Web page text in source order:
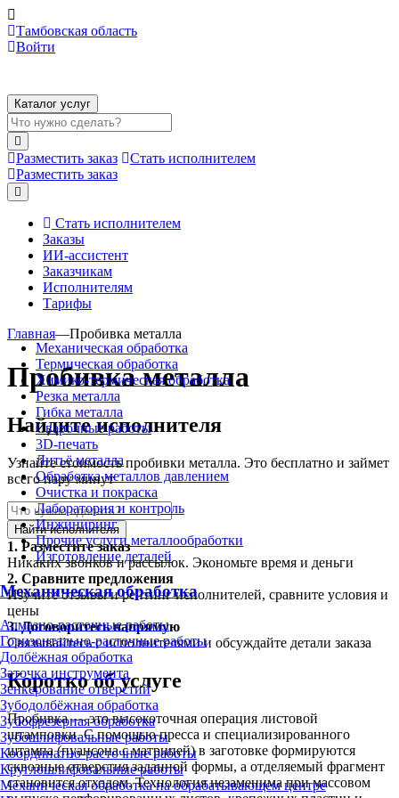
Тамбовская область
Войти
Каталог услуг
Разместить заказ
Стать исполнителем
Разместить заказ
Стать исполнителем
Заказы
ИИ-ассистент
Заказчикам
Исполнителям
Тарифы
Механическая обработка
Термическая обработка
Химико-термическая обработка
Резка металла
Гибка металла
Сварочные работы
3D-печать
Литьё металла
Обработка металлов давлением
Очистка и покраска
Лаборатория и контроль
Инжиниринг
Прочие услуги металлообработки
Изготовление деталей
Механическая обработка
Алмазно-расточные работы
Горизонтально-расточные работы
Долбёжная обработка
Заточка инструмента
Зенкерование отверстий
Зубодолбёжная обработка
Зубофрезерная обработка
Зубошлифовальные работы
Координатно-расточные работы
Круглошлифовальные работы
Механическая обработка на обрабатывающем центре
Главная—Пробивка металла
Пробивка металла
Найдите исполнителя
Узнайте стоимость пробивки металла. Это бесплатно и займет
всего пару минут
Найти исполнителя
1. Разместите заказ
Никаких звонков и рассылок. Экономьте время и деньги
2. Сравните предложения
Изучите отзывы и рейтинг исполнителей, сравните условия и
цены
3.Договоритесь напрямую
Связывайтесь с исполнителями и обсуждайте детали заказа
Коротко об услуге
Пробивка — это высокоточная операция листовой
штамповки. С помощью пресса и специализированного
штампа (пуансона с матрицей) в заготовке формируются
сквозные отверстия заданной формы, а отделяемый фрагмент
становится отходом. Технология незаменима при массовом